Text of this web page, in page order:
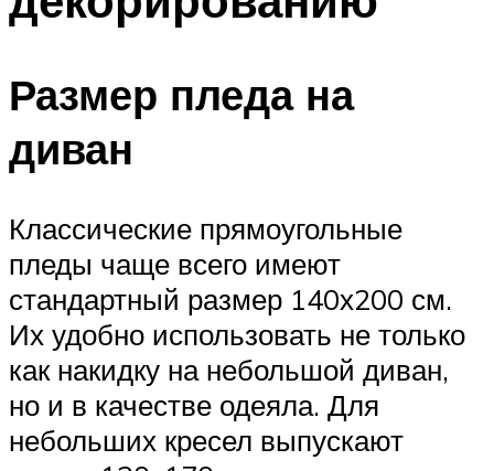
Размер пледа на
диван
Классические прямоугольные
пледы чаще всего имеют
стандартный размер 140х200 см.
Их удобно использовать не только
как накидку на небольшой диван,
но и в качестве одеяла. Для
небольших кресел выпускают